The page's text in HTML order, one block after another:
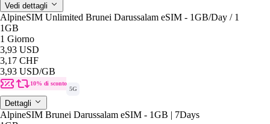
Vedi dettagli
AlpineSIM Unlimited Brunei Darussalam eSIM - 1GB/Day / 1
1GB
1 Giorno
3,93 USD
3,17 CHF
3,93 USD/GB
10% di sconto
5G
Dettagli
AlpineSIM Brunei Darussalam eSIM - 1GB | 7Days